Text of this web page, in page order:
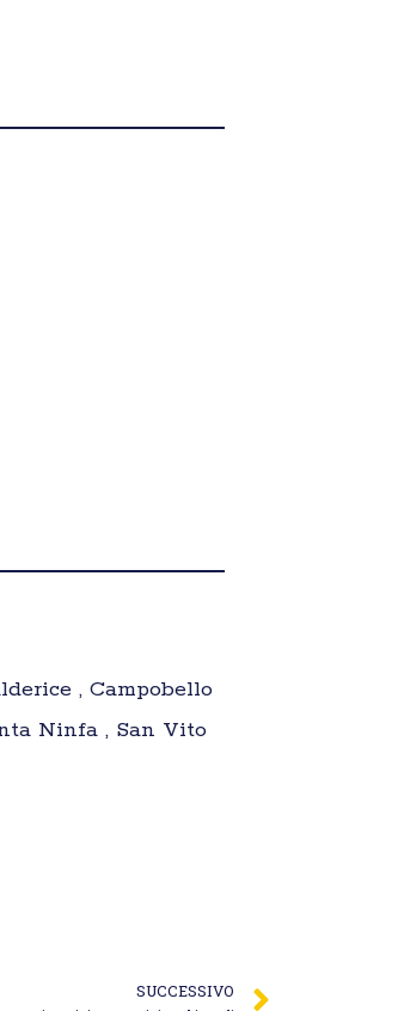
, Campobello
Ninfa , San Vito
SUCCESSIVO